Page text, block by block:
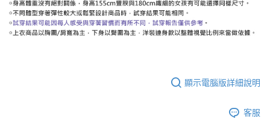
顯示電腦版詳細說明
客服